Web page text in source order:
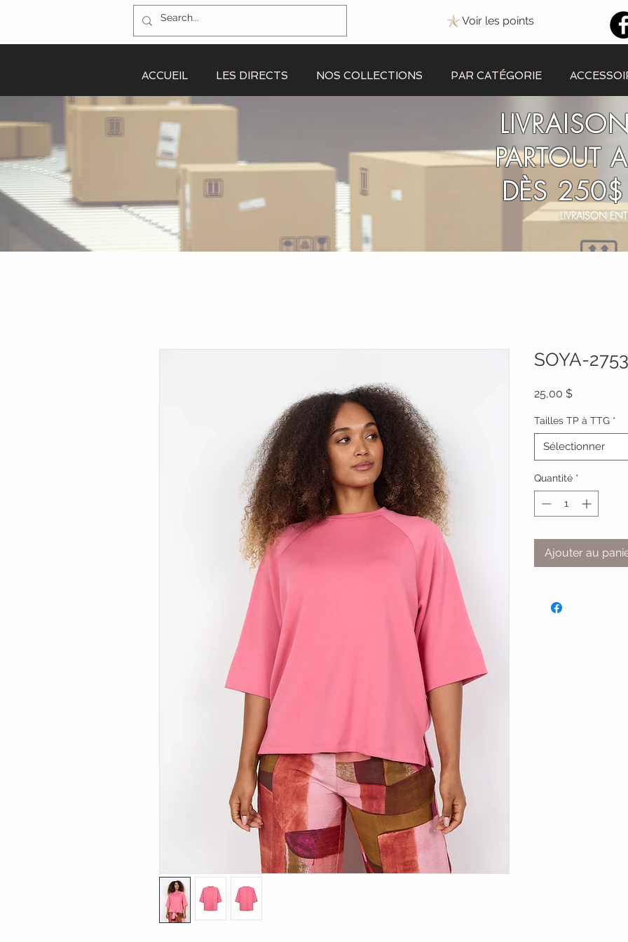
Voir les points
ACCUEIL LES DIRECTS NOS COLLECTIONS PAR CATÉGORIE
PARTOUT
DÈS
LIVRAISON
SOYA-
25,00 $Prix
Tailles TP à TTG *
Sélectionner
Quantité *
Ajouter au